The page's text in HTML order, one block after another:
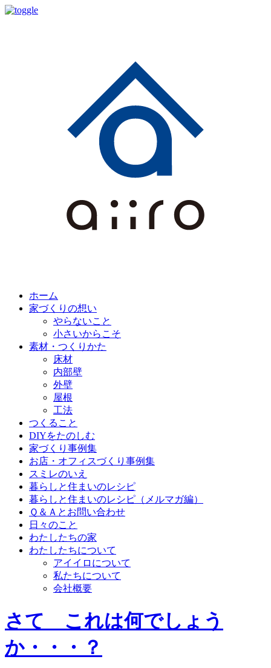
ホーム
家づくりの想い
やらないこと
小さいからこそ
素材・つくりかた
床材
内部壁
外壁
屋根
工法
つくること
DIYをたのしむ
家づくり事例集
お店・オフィスづくり事例集
スミレのいえ
暮らしと住まいのレシピ
暮らしと住まいのレシピ（メルマガ編）
Ｑ＆Ａとお問い合わせ
日々のこと
わたしたちの家
わたしたちについて
アイイロについて
私たちについて
会社概要
さて これは何でしょう
か・・・？